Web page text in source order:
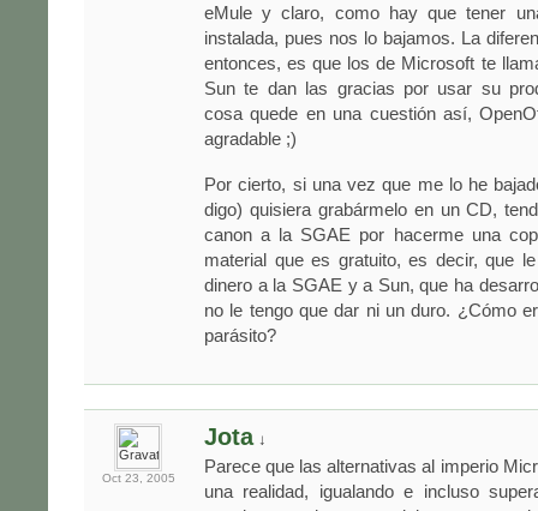
eMule y claro, como hay que tener
instalada, pues nos lo bajamos. La
entonces, es que los de Microsoft te
Sun te dan las gracias por usar su
cosa quede en una cuestión así,
agradable ;)
Por cierto, si una vez que me lo he
digo) quisiera grabármelo en un CD,
canon a la SGAE por hacerme una
material que es gratuito, es decir, que
dinero a la SGAE y a Sun, que ha
no le tengo que dar ni un duro. ¿Cómo
parásito?
Oct 23, 2005
Jota↓
Parece que las alternativas al imperio
una realidad, igualando e incluso